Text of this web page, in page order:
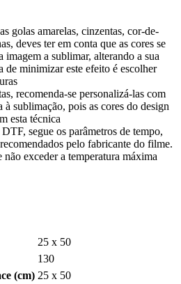
golas amarelas, cinzentas, cor-de-
deves ter em conta que as cores se
imagem a sublimar, alterando a sua
de minimizar este efeito é escolher
recomenda-se personalizá-las com
à sublimação, pois as cores do design
esta técnica
segue os parâmetros de tempo,
pelo fabricante do filme.
exceder a temperatura máxima
25 x 50
130
(cm) 25 x 50